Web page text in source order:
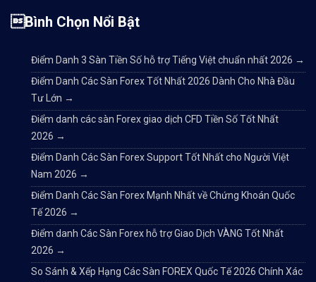
Bình Chọn Nổi Bật
Điểm Danh 3 Sàn Tiền Số hỗ trợ Tiếng Việt chuẩn nhất 2026 →
Điểm Danh Các Sàn Forex Tốt Nhất 2026 Dành Cho Nhà Đầu
Tư Lớn →
Điểm danh các sàn Forex giao dịch CFD Tiền Số Tốt Nhất
2026 →
Điểm Danh Các Sàn Forex Support Tốt Nhất cho Người Việt
Nam 2026 →
Điểm Danh Các Sàn Forex Mạnh Nhất về Chứng Khoán Quốc
Tế 2026 →
Điểm danh Các Sàn Forex hỗ trợ Giao Dịch VÀNG Tốt Nhất
2026 →
So Sánh & Xếp Hạng Các Sàn FOREX Quốc Tế 2026 Chính Xác